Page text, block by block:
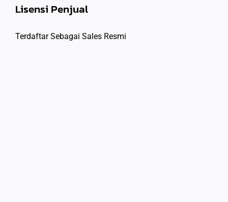
Lisensi Penjual
Terdaftar Sebagai Sales Resmi